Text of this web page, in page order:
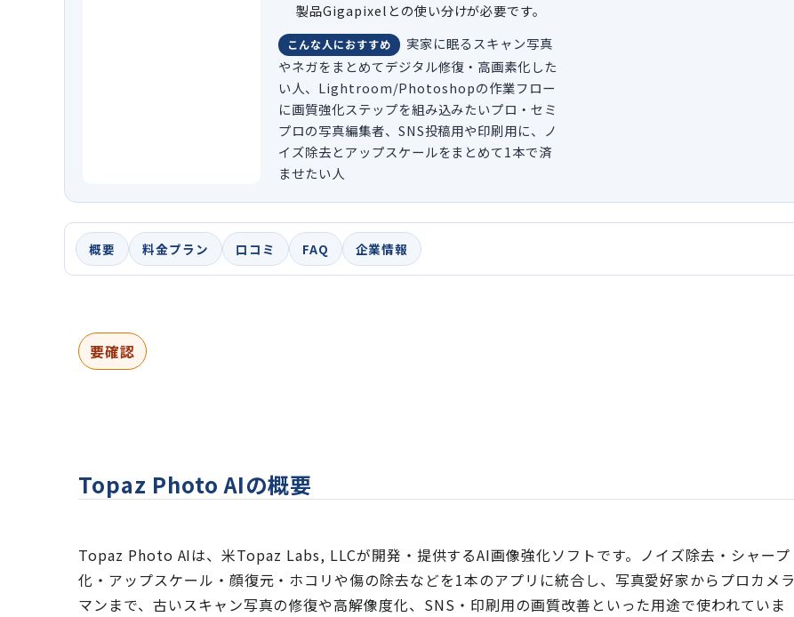
製品Gigapixelとの使い分けが必要です。
こんな人におすすめ
実家に眠るスキャン写真
やネガをまとめてデジタル修復・高画素化した
い人、Lightroom/Photoshopの作業フロー
に画質強化ステップを組み込みたいプロ・セミ
プロの写真編集者、SNS投稿用や印刷用に、ノ
イズ除去とアップスケールをまとめて1本で済
ませたい人
概要 料金プラン 口コミ FAQ 企業情報
要確認
Topaz Photo AIの概要
Topaz Photo AIは、米Topaz Labs, LLCが開発・提供するAI画像強化ソフトです。ノイズ除去・シャープ
化・アップスケール・顔復元・ホコリや傷の除去などを1本のアプリに統合し、写真愛好家からプロカメラ
マンまで、古いスキャン写真の修復や高解像度化、SNS・印刷用の画質改善といった用途で使われていま